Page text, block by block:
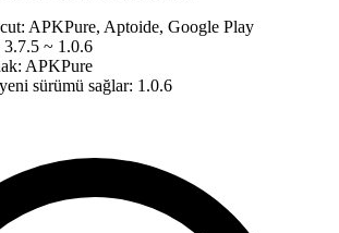
APKPure, Aptoide, Google Play
3.7.5 ~ 1.0.6
APKPure
sürümü sağlar: 1.0.6